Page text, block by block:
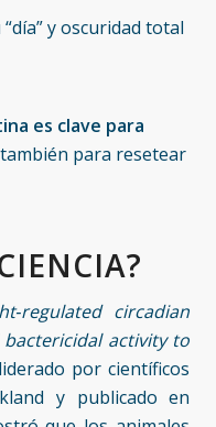
y oscuridad total
es clave para
para resetear
circadian
activity to
por científicos
y publicado en